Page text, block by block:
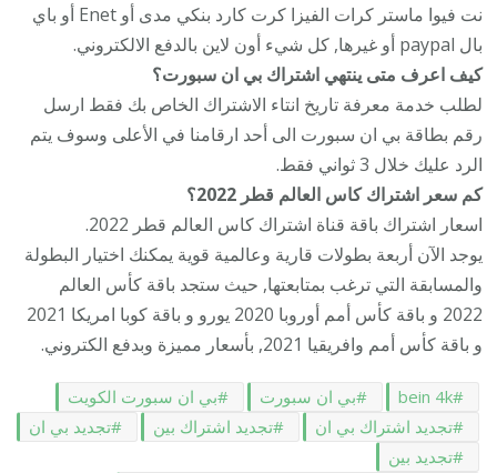
نت فيوا ماستر كرات الفيزا كرت كارد بنكي مدى أو Enet أو باي
بال paypal أو غيرها, كل شيء أون لاين بالدفع الالكتروني.
كيف اعرف متى ينتهي اشتراك بي ان سبورت؟
لطلب خدمة معرفة تاريخ انتاء الاشتراك الخاص بك فقط ارسل
رقم بطاقة بي ان سبورت الى أحد ارقامنا في الأعلى وسوف يتم
الرد عليك خلال 3 ثواني فقط.
كم سعر اشتراك كاس العالم قطر 2022؟
اسعار اشتراك باقة قناة اشتراك كاس العالم قطر 2022.
يوجد الآن أربعة بطولات قارية وعالمية قوية يمكنك اختيار البطولة
والمسابقة التي ترغب بمتابعتها, حيث ستجد باقة كأس العالم
2022 و باقة كأس أمم أوروبا 2020 يورو و باقة كوبا امريكا 2021
و باقة كأس أمم وافريقيا 2021, بأسعار مميزة وبدفع الكتروني.
bein 4k بي ان سبورت
بي ان سبورت الكويت
تجديد اشتراك بي ان
تجديد اشتراك بين
تجديد بي ان
تجديد بين